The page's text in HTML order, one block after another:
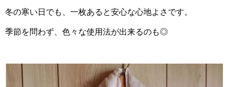
冬の寒い日でも、一枚あると安心な心地よさです。
季節を問わず、色々な使用法が出来るのも◎